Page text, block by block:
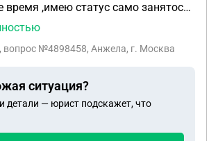
время ,имею статус само занятость
и не будет ли вопросов от
в коммерческую ,так как вы
! Разъясните пожалуйста... 2)
ларёк эстетично
в летнее время
, вопрос №4898458, Анжела, г. Москва
ситуация?
детали — юрист подскажет, что